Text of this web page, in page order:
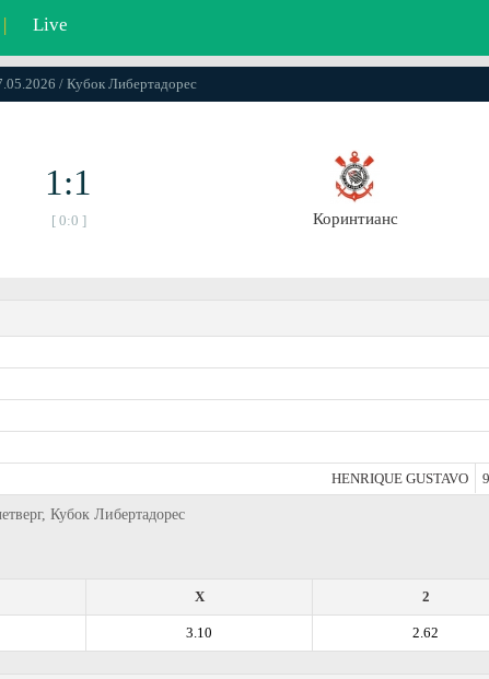
| Live
/ Кубок Либертадорес
1:1
[ 0:0 ] Коринтианс
HENRIQUE GUSTAVO
Кубок Либертадорес
2
X
2.62
3.10